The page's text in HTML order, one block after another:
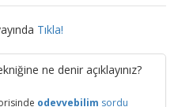
Tıkla!
ne denir açıklayınız?
odevvebilim sordu